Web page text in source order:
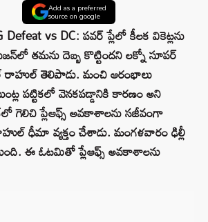
Add as a preferred
source on google
vs DC: పవర్‌ ప్లేలో కీలక వికెట్లను
తమను దెబ్బ కొట్టిందని లక్నో సూపర్‌
రాహుల్ తెలిపాడు. మంచి ఆరంభాలు
పట్టికలో వెనకపడ్డానికి కారణం అని
గెలిచి ప్లేఆఫ్స్‌ అవకాశాలను సజీవంగా
ధీమా వ్యక్తం చేశాడు. మంగళవారం ఢిల్లీ
ఈ ఓటమితో ప్లేఆఫ్స్‌ అవకాశాలను